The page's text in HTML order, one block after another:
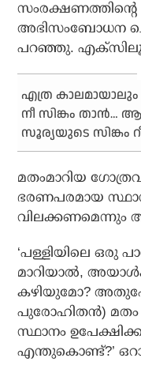
സംരക്ഷണത്തിന്റെ
അഭിസംബോധന
പറഞ്ഞു.
എത്ര
നീ സിങ്കം താന്‍…
സൂര്യയുടെ സിങ്കം
മതംമാറിയ
ഭരണപരമായ
വിലക്കണമെന്നും
‘പള്ളിയിലെ ഒരു
മാറിയാല്‍,
കഴിയുമോ?
പുരോഹിതന്‍) മതം
സ്ഥാനം
എന്തുകൊണ്ട്?’